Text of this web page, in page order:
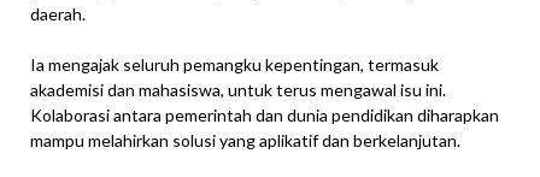
daerah.
Ia mengajak seluruh pemangku kepentingan, termasuk
akademisi dan mahasiswa, untuk terus mengawal isu ini.
Kolaborasi antara pemerintah dan dunia pendidikan diharapkan
mampu melahirkan solusi yang aplikatif dan berkelanjutan.